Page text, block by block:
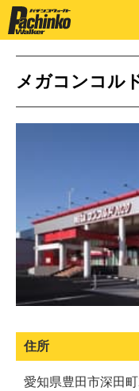
メガコンコル
住所
愛知県豊田市深田